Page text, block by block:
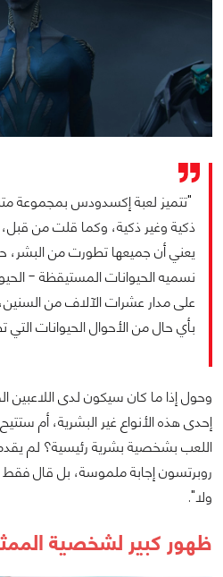
"تتميز لعبة إكسدودس بمجموعة
ذكية وغير ذكية، وكما قلت من
يعني أن جميعها تطورت من
نسميه الحيوانات المستيقظة -
على مدار عشرات الآلاف من
بأي حال من الأحوال الحيوانات
وحول إذا ما كان سيكون لدى
إحدى هذه الأنواع غير البشرية، أم
اللعب بشخصية بشرية رئيسية؟ لم
روبرتسون إجابة ملموسة، بل قال فقط
ولا".
ظهور كبير لشخصية